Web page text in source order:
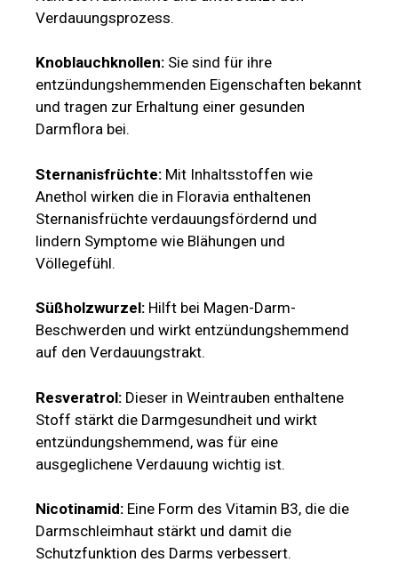
Verdauungsprozess.
Knoblauchknollen: Sie sind für ihre
entzündungshemmenden Eigenschaften bekannt
und tragen zur Erhaltung einer gesunden
Darmflora bei.
Sternanisfrüchte: Mit Inhaltsstoffen wie
Anethol wirken die in Floravia enthaltenen
Sternanisfrüchte verdauungsfördernd und
lindern Symptome wie Blähungen und
Völlegefühl.
Süßholzwurzel: Hilft bei Magen-Darm-
Beschwerden und wirkt entzündungshemmend
auf den Verdauungstrakt.
Resveratrol: Dieser in Weintrauben enthaltene
Stoff stärkt die Darmgesundheit und wirkt
entzündungshemmend, was für eine
ausgeglichene Verdauung wichtig ist.
Nicotinamid: Eine Form des Vitamin B3, die die
Darmschleimhaut stärkt und damit die
Schutzfunktion des Darms verbessert.